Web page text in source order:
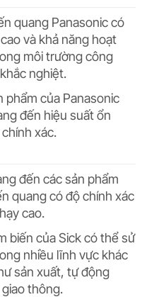
quang Panasonic có
và khả năng hoạt
môi trường công
nghiệt.
phẩm của Panasonic
đến hiệu suất ổn
xác.
đến các sản phẩm
quang có độ chính xác
cao.
biến của Sick có thể sử
nhiều lĩnh vực khác
sản xuất, tự động
thông.